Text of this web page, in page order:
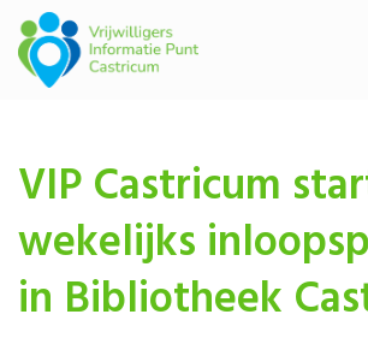
VIP Castricum
wekelijks
in Bibliotheek